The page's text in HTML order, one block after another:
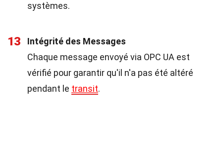
systèmes.
13
Intégrité des Messages
Chaque message envoyé via OPC UA est
vérifié pour garantir qu'il n'a pas été altéré
pendant le transit.